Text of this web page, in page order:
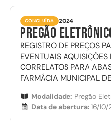
CONCLUÍDA 2024
PREGÃO
REGISTRO DE PREÇOS
EVENTUAIS
CORRELATOS PARA
FARMÁCIA MUNICIPAL
Modalidade: Pregão
Data de abertura: 16/